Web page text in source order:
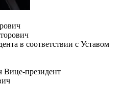
в соответствии с Уставом
Вице-президент